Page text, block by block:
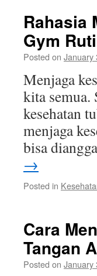
Rahasia
Gym
Posted on January
Menjaga
kita semua.
kesehatan
menjaga
bisa
→
Posted in
Cara
Tangan
Posted on January